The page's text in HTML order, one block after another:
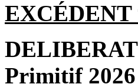
EXCÉDENT
Primitif